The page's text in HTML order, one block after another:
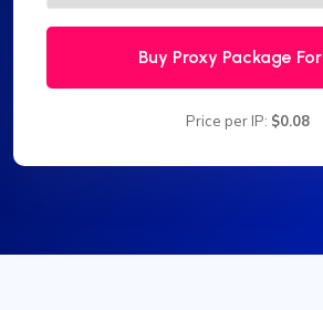
Buy Proxy Package For
Price per IP: $0.08